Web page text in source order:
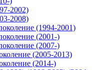
2002)
2008)
(1994-2001)
(2001-)
(2007-)
(2005-2013)
(2014-)